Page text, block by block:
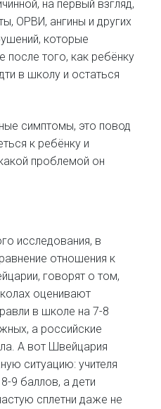
на первый взгляд,
ОРВИ, ангины и других
которые
после того, как ребёнку
в школу и остаться
симптомы, это повод
к ребёнку и
проблемой он
исследования, в
отношения к
говорят о том,
оценивают
в школе на 7-8
а российские
А вот Швейцария
ситуацию: учителя
9 баллов, а дети
сплетни даже не